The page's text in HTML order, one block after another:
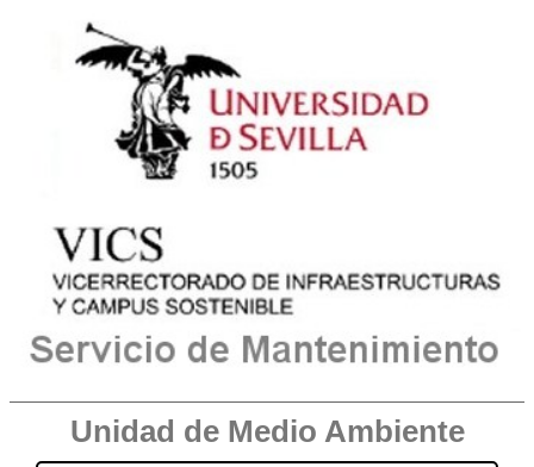
Unidad de Medio Ambiente